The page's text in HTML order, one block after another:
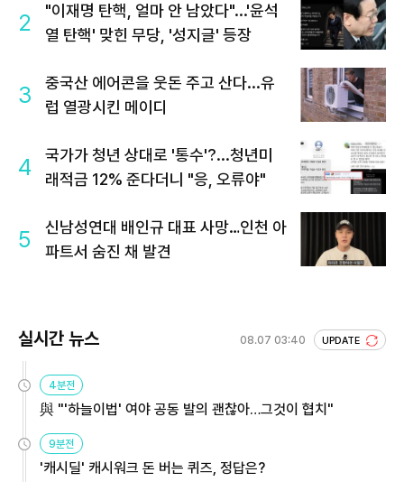
2
"이재명 탄핵, 얼마 안 남았다"...'윤석
열 탄핵' 맞힌 무당, '성지글' 등장
3
중국산 에어콘을 웃돈 주고 산다...유
럽 열광시킨 메이디
4
국가가 청년 상대로 '통수'?...청년미
래적금 12% 준다더니 "응, 오류야"
5
신남성연대 배인규 대표 사망…인천 아
파트서 숨진 채 발견
실시간 뉴스 08.07 03:40 UPDATE
4분전
與 "'하늘이법' 여야 공동 발의 괜찮아…그것이 협치"
9분전
'캐시딜' 캐시워크 돈 버는 퀴즈, 정답은?